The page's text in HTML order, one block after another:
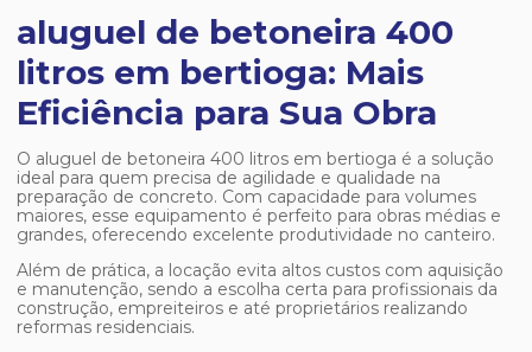
aluguel de betoneira 400
litros em bertioga: Mais
Eficiência para Sua Obra
O aluguel de betoneira 400 litros em bertioga é a solução
ideal para quem precisa de agilidade e qualidade na
preparação de concreto. Com capacidade para volumes
maiores, esse equipamento é perfeito para obras médias e
grandes, oferecendo excelente produtividade no canteiro.
Além de prática, a locação evita altos custos com aquisição
e manutenção, sendo a escolha certa para profissionais da
construção, empreiteiros e até proprietários realizando
reformas residenciais.